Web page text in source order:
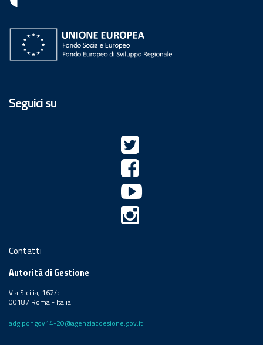
Seguici su
Contatti
Autorità di Gestione
Via Sicilia, 162/c
00187 Roma - Italia
adg.pongov14-20@agenziacoesione.gov.it